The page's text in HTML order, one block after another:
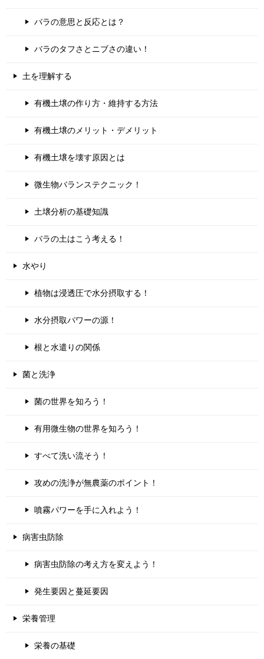
バラの意思と反応とは？
バラのタフさとニブさの違い！
土を理解する
有機土壌の作り方・維持する方法
有機土壌のメリット・デメリット
有機土壌を壊す原因とは
微生物バランステクニック！
土壌分析の基礎知識
バラの土はこう考える！
水やり
植物は浸透圧で水分摂取する！
水分摂取パワーの源！
根と水遣りの関係
菌と洗浄
菌の世界を知ろう！
有用微生物の世界を知ろう！
すべて洗い流そう！
攻めの洗浄が無農薬のポイント！
噴霧パワーを手に入れよう！
病害虫防除
病害虫防除の考え方を変えよう！
発生要因と蔓延要因
栄養管理
栄養の基礎